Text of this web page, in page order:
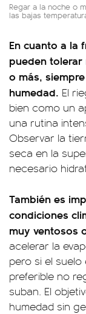
Regar a la noche o
las bajas
En cuanto a la
pueden tolerar
o más,
humedad. El
bien como un
una rutina
Observar la
seca en la
necesario
También es
condiciones
muy ventosos
acelerar la
pero si el
preferible no
suban. El
humedad sin